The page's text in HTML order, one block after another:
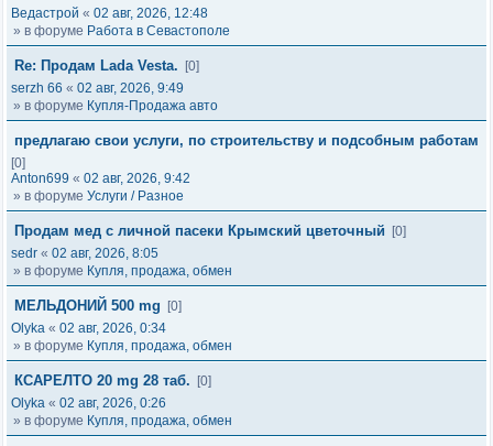
Ведастрой « 02 авг, 2026, 12:48
» в форуме Работа в Севастополе
Re: Продам Lada Vesta.
[0]
serzh 66 « 02 авг, 2026, 9:49
» в форуме Купля-Продажа авто
предлагаю свои услуги, по строительству и подсобным работам
[0]
Anton699 « 02 авг, 2026, 9:42
» в форуме Услуги / Разное
Продам мед с личной пасеки Крымский цветочный
[0]
sedr « 02 авг, 2026, 8:05
» в форуме Купля, продажа, обмен
МЕЛЬДОНИЙ 500 mg
[0]
Olyka « 02 авг, 2026, 0:34
» в форуме Купля, продажа, обмен
КСАРЕЛТО 20 mg 28 таб.
[0]
Olyka « 02 авг, 2026, 0:26
» в форуме Купля, продажа, обмен